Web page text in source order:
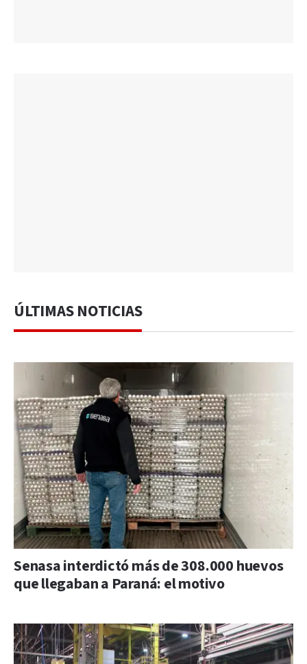
ÚLTIMAS NOTICIAS
Senasa interdictó más de 308.000 huevos
que llegaban a Paraná: el motivo